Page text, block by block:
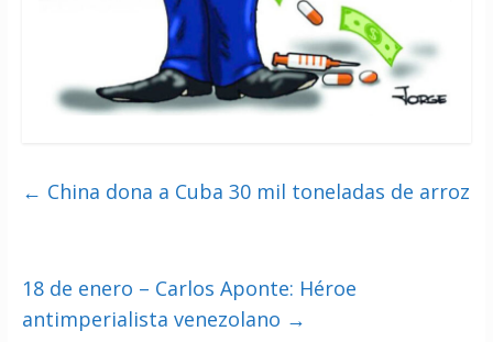
← China dona a Cuba 30 mil toneladas de arroz
18 de enero – Carlos Aponte: Héroe
antimperialista venezolano →